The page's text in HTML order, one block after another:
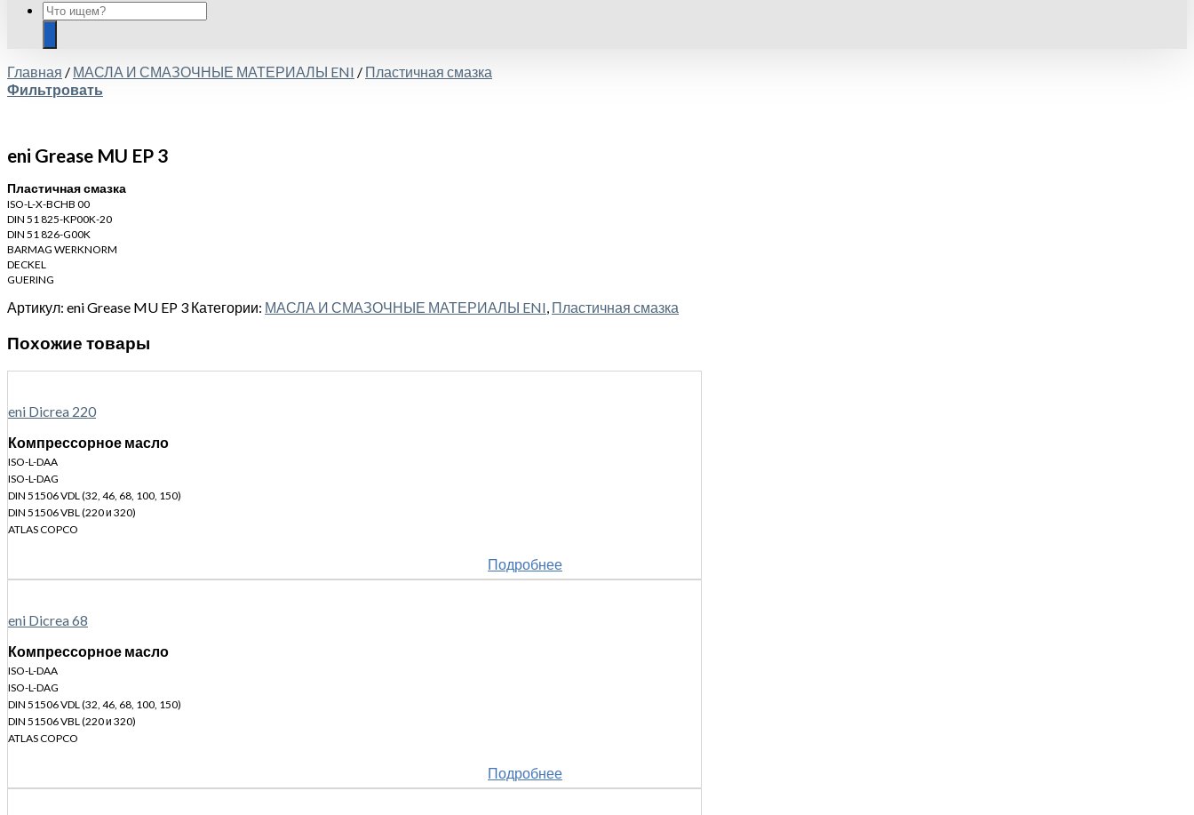
Главная / МАСЛА И СМАЗОЧНЫЕ МАТЕРИАЛЫ ENI / Пластичная смазка
Фильтровать
eni Grease MU EP 3
Пластичная смазка
ISO-L-X-BCHB 00
DIN 51 825-KP00K-20
DIN 51 826-G00K
BARMAG WERKNORM
DECKEL
GUERING
Артикул: eni Grease MU EP 3 Категории: МАСЛА И СМАЗОЧНЫЕ МАТЕРИАЛЫ ENI, Пластичная смазка
Похожие товары
eni Dicrea 220
Компрессорное масло
ISO-L-DAA
ISO-L-DAG
DIN 51506 VDL (32, 46, 68, 100, 150)
DIN 51506 VBL (220 и 320)
ATLAS COPCO
Подробнее
eni Dicrea 68
Компрессорное масло
ISO-L-DAA
ISO-L-DAG
DIN 51506 VDL (32, 46, 68, 100, 150)
DIN 51506 VBL (220 и 320)
ATLAS COPCO
Подробнее